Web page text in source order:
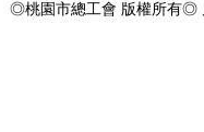
桃園市總工會 版權所有◎